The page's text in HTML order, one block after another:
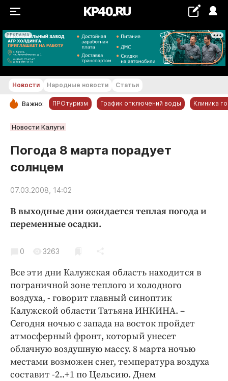
РЕКЛАМА
+21...+22 °С
РУБРИКИ
Обнинск
Новости компаний
Статьи
Народные новости
Благоустройство
Культура
Недвижимость и ЖКХ
Образование
Общество
Погода
Праздники
Происшествия
Спорт
Экономика и бизнес
Новости Народные новости Статьи
Важно: ПРОтуризм График отключений воды Клиника
Новости Калуги
Погода 8 марта порадует
солнцем
07.03.2008, 14:02
В выходные дни ожидается теплая погода и
переменные осадки.
0 3263
Все эти дни Калужская область находится в
пограничной зоне теплого и холодного
воздуха, - говорит главный синоптик
Калужской области Татьяна ИНКИНА. –
Сегодня ночью с запада на восток пройдет
атмосферный фронт, который унесет
облачную воздушную массу. 8 марта ночью
местами возможен снег, температура воздуха
составит -2..+1 по Цельсию. Днем